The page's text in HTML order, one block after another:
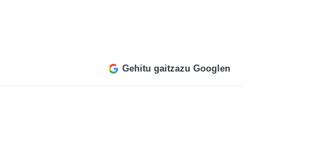
Gehitu gaitzazu Googlen